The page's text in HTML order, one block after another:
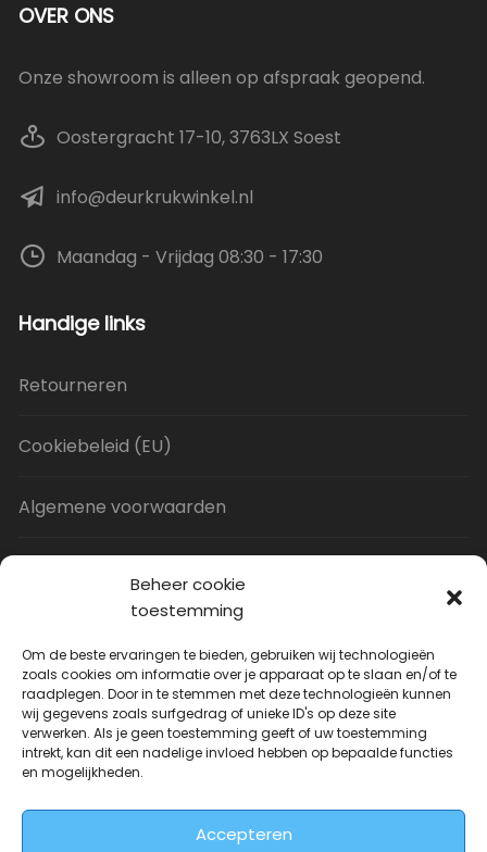
Beheer cookie
toestemming
Om de beste ervaringen te bieden, gebruiken wij technologieën
zoals cookies om informatie over je apparaat op te slaan en/of te
raadplegen. Door in te stemmen met deze technologieën kunnen
wij gegevens zoals surfgedrag of unieke ID's op deze site
verwerken. Als je geen toestemming geeft of uw toestemming
intrekt, kan dit een nadelige invloed hebben op bepaalde functies
en mogelijkheden.
Accepteren
OVER ONS
Onze showroom is alleen op afspraak geopend.
Oostergracht 17-10, 3763LX Soest
info@deurkrukwinkel.nl
Maandag - Vrijdag 08:30 - 17:30
Handige links
Retourneren
Cookiebeleid (EU)
Algemene voorwaarden
Uitverkoop
JNF Deurklink gebogen 16mm
prijs
was:
prijs
is: